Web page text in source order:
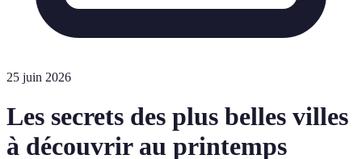
25 juin 2026
Les secrets des plus belles villes
à découvrir au printemps